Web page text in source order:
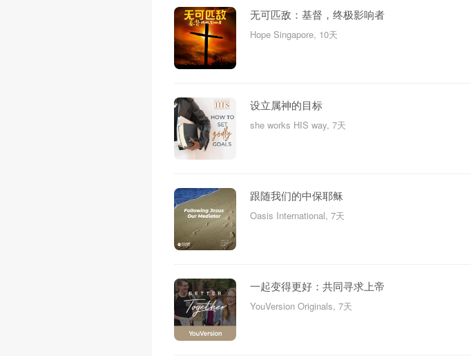
无可匹敌：基督，终极影响者
Hope Singapore, 10天
设立属神的目标
she works HIS way, 7天
跟随我们的中保耶稣
Oasis International, 7天
一起变得更好：共同寻求上帝
YouVersion Originals, 7天